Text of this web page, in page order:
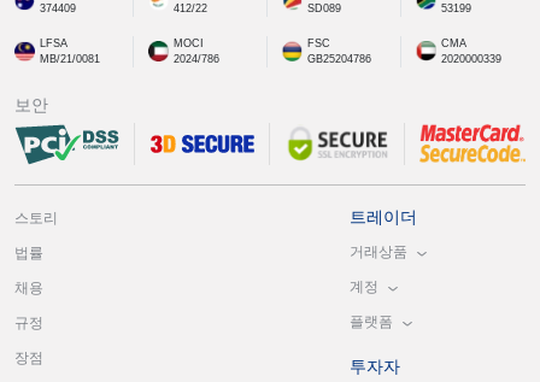
374409
412/22
SD089
53199
LFSA
MB/21/0081
MOCI
2024/786
FSC
GB25204786
CMA
2020000339
보안
스토리
법률
채용
규정
장점
트레이더
거래상품
계정
플랫폼
투자자